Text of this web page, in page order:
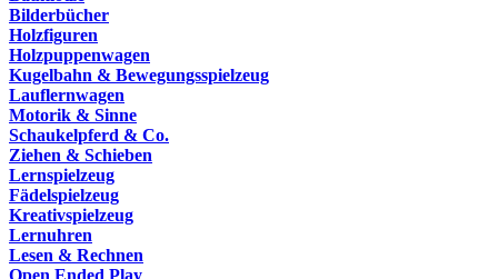
Bilderbücher
Holzfiguren
Holzpuppenwagen
Kugelbahn & Bewegungsspielzeug
Lauflernwagen
Motorik & Sinne
Schaukelpferd & Co.
Ziehen & Schieben
Lernspielzeug
Fädelspielzeug
Kreativspielzeug
Lernuhren
Lesen & Rechnen
Open Ended Play